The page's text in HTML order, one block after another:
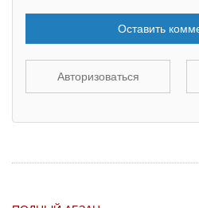
Оставить
Авторизоваться